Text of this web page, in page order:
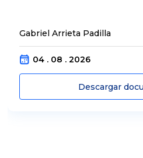
Gabriel Arrieta Padilla
04 . 08 . 2026
Descargar